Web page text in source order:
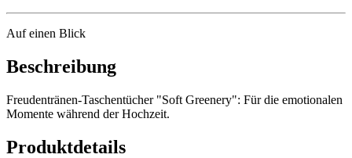
Auf einen Blick
Beschreibung
Freudentränen-Taschentücher "Soft Greenery": Für die emotionalen
Momente während der Hochzeit.
Produktdetails